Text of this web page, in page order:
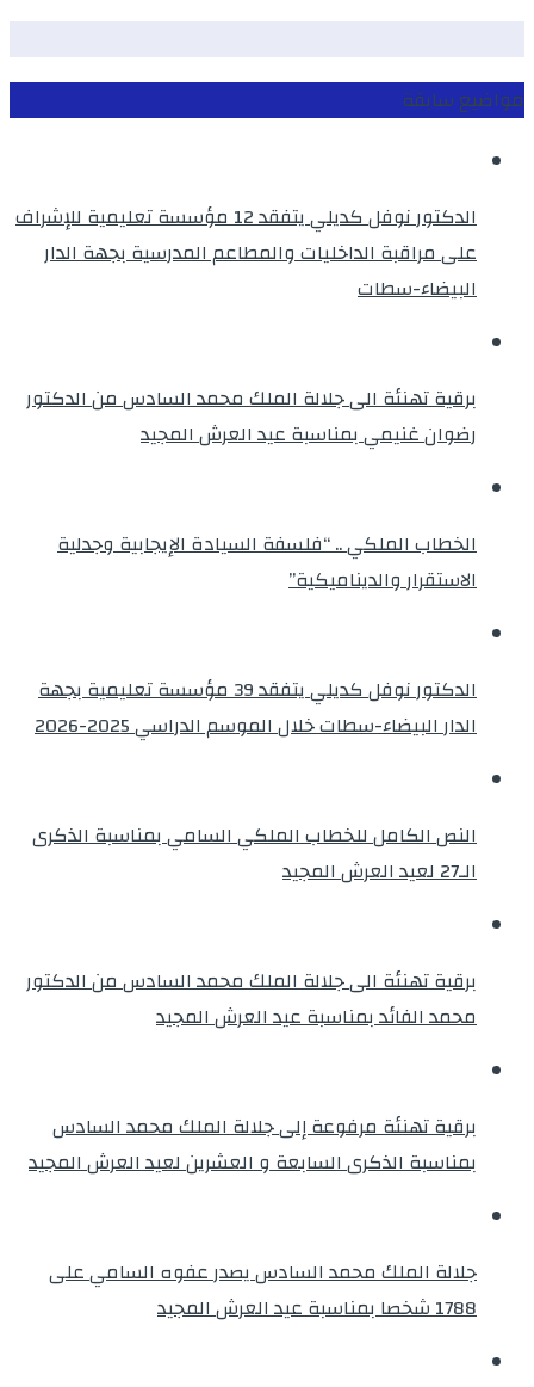
مواضيع سابقة
الدكتور نوفل كديلي يتفقد 12 مؤسسة تعليمية للإشراف
على مراقبة الداخليات والمطاعم المدرسية بجهة الدار
البيضاء-سطات
برقية تهنئة الى جلالة الملك محمد السادس من الدكتور
رضوان غنيمي بمناسبة عيد العرش المجيد
الخطاب الملكي .. “فلسفة السيادة الإيجابية وجدلية
الاستقرار والديناميكية”
الدكتور نوفل كديلي يتفقد 39 مؤسسة تعليمية بجهة
الدار البيضاء-سطات خلال الموسم الدراسي 2025-2026
النص الكامل للخطاب الملكي السامي بمناسبة الذكرى
الـ27 لعيد العرش المجيد
برقية تهنئة الى جلالة الملك محمد السادس من الدكتور
محمد الفائد بمناسبة عيد العرش المجيد
برقية تهنئة مرفوعة إلى جلالة الملك محمد السادس
بمناسبة الذكرى السابعة و العشرين لعيد العرش المجيد
جلالة الملك محمد السادس يصدر عفوه السامي على
1788 شخصا بمناسبة عيد العرش المجيد